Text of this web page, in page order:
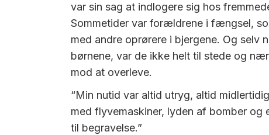
var sin sag at indlogere sig hos
Sommetider var forældrene i fængsel,
med andre oprørere i bjergene. Og selv
børnene, var de ikke helt til stede og
mod at overleve.
“Min nutid var altid utryg, altid
med flyvemaskiner, lyden af bomber og
til begravelse.”